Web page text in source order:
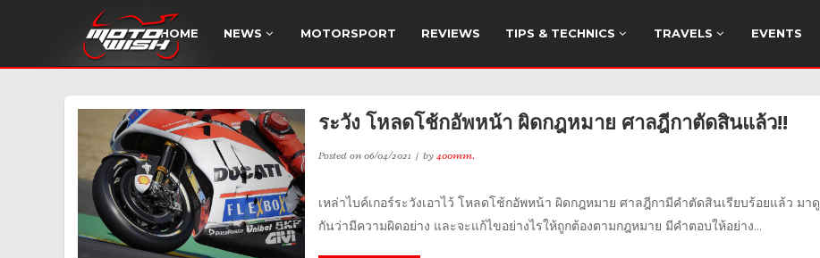
HOME NEWS MOTORSPORT REVIEWS TIPS & TECHNICS TRAVELS EVENTS
ระวัง โหลดโช้กอัพหน้า ผิดกฎหมาย ศาลฎีกาตัดสินแล้ว!!
Posted on06/04/2021 by400mm.
เหล่าไบค์เกอร์ระวังเอาไว้ โหลดโช้กอัพหน้า ผิดกฎหมาย ศาลฎีกามีคำตัดสินเรียบร้อยแล้ว มาดู
กันว่ามีความผิดอย่าง และจะแก้ไขอย่างไรให้ถูกต้องตามกฎหมาย มีคำตอบให้อย่าง...